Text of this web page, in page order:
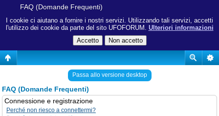
I cookie ci aiutano a fornire i nostri servizi. Utilizzando tali servizi, accetti
l'utilizzo dei cookie da parte del sito UFOFORUM. Ulteriori informazioni
FAQ (Domande Frequenti)
Passa allo versione desktop
FAQ (Domande Frequenti)
Connessione e registrazione
Perché non riesco a connettermi?